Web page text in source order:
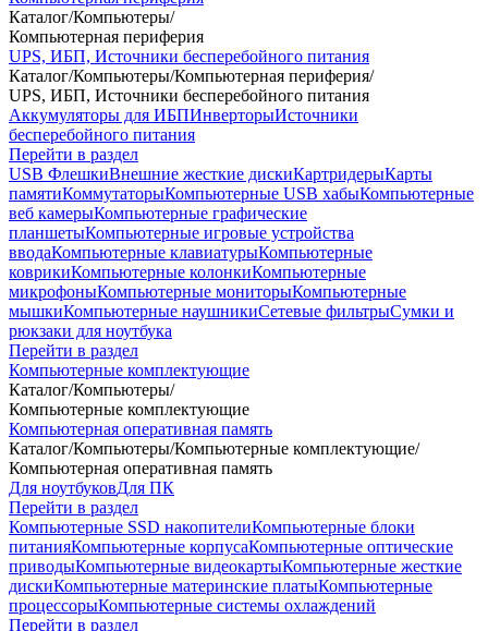
Каталог/Компьютеры/
Компьютерная периферия
UPS, ИБП, Источники бесперебойного питания
Каталог/Компьютеры/Компьютерная периферия/
UPS, ИБП, Источники бесперебойного питания
Аккумуляторы для ИБПИнверторыИсточники
бесперебойного питания
Перейти в раздел
USB ФлешкиВнешние жесткие дискиКартридерыКарты
памятиКоммутаторыКомпьютерные USB хабыКомпьютерные
веб камерыКомпьютерные графические
планшетыКомпьютерные игровые устройства
вводаКомпьютерные клавиатурыКомпьютерные
коврикиКомпьютерные колонкиКомпьютерные
микрофоныКомпьютерные мониторыКомпьютерные
мышкиКомпьютерные наушникиСетевые фильтрыСумки и
рюкзаки для ноутбука
Перейти в раздел
Компьютерные комплектующие
Каталог/Компьютеры/
Компьютерные комплектующие
Компьютерная оперативная память
Каталог/Компьютеры/Компьютерные комплектующие/
Компьютерная оперативная память
Для ноутбуковДля ПК
Перейти в раздел
Компьютерные SSD накопителиКомпьютерные блоки
питанияКомпьютерные корпусаКомпьютерные оптические
приводыКомпьютерные видеокартыКомпьютерные жесткие
дискиКомпьютерные материнские платыКомпьютерные
процессорыКомпьютерные системы охлаждений
Перейти в раздел